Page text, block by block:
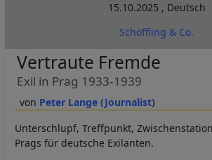
15.10.2025 , Deutsch
Schöffling & Co.
Peter Lange (Journalist)
Vertraute Fremde
Exil in Prag 1933-1939
Unterschlupf, Treffpunkt,
Prags für deutsche Exilanten.